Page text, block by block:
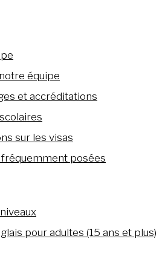
équipe
et accréditations
sur les visas
posées
pour adultes (15 ans et plus)